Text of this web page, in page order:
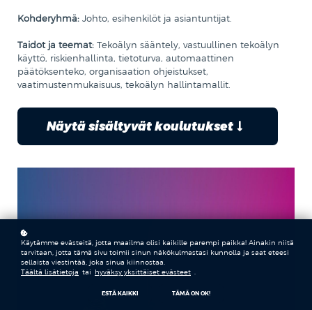
Kohderyhmä: Johto, esihenkilöt ja asiantuntijat.
Taidot ja teemat: Tekoälyn sääntely, vastuullinen tekoälyn
käyttö, riskienhallinta, tietoturva, automaattinen
päätöksenteko, organisaation ohjeistukset,
vaatimustenmukaisuus, tekoälyn hallintamallit.
Näytä sisältyvät koulutukset
Käytämme evästeitä, jotta maailma olisi kaikille parempi paikka! Ainakin niitä
tarvitaan, jotta tämä sivu toimii sinun näkökulmastasi kunnolla ja saat eteesi
sellaista viestintää, joka sinua kiinnostaa.
Täältä lisätietoja tai hyväksy yksittäiset evästeet
ESTÄ KAIKKI TÄMÄ ON OK!